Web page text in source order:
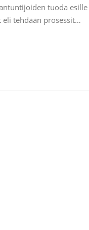
tuoda
tehdään prosessit…